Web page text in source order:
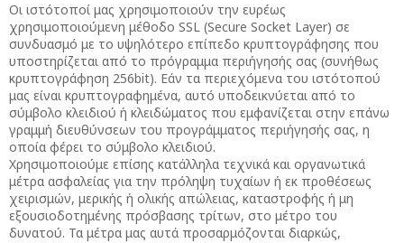
Οι ιστότοποί μας χρησιμοποιούν την ευρέως
χρησιμοποιούμενη μέθοδο SSL (Secure Socket Layer) σε
συνδυασμό με το υψηλότερο επίπεδο κρυπτογράφησης που
υποστηρίζεται από το πρόγραμμα περιήγησής σας (συνήθως
κρυπτογράφηση 256bit). Εάν τα περιεχόμενα του ιστότοπού
μας είναι κρυπτογραφημένα, αυτό υποδεικνύεται από το
σύμβολο κλειδιού ή κλειδώματος που εμφανίζεται στην επάνω
γραμμή διευθύνσεων του προγράμματος περιήγησής σας, η
οποία φέρει το σύμβολο κλειδιού.
Χρησιμοποιούμε επίσης κατάλληλα τεχνικά και οργανωτικά
μέτρα ασφαλείας για την πρόληψη τυχαίων ή εκ προθέσεως
χειρισμών, μερικής ή ολικής απώλειας, καταστροφής ή μη
εξουσιοδοτημένης πρόσβασης τρίτων, στο μέτρο του
δυνατού. Τα μέτρα μας αυτά προσαρμόζονται διαρκώς,